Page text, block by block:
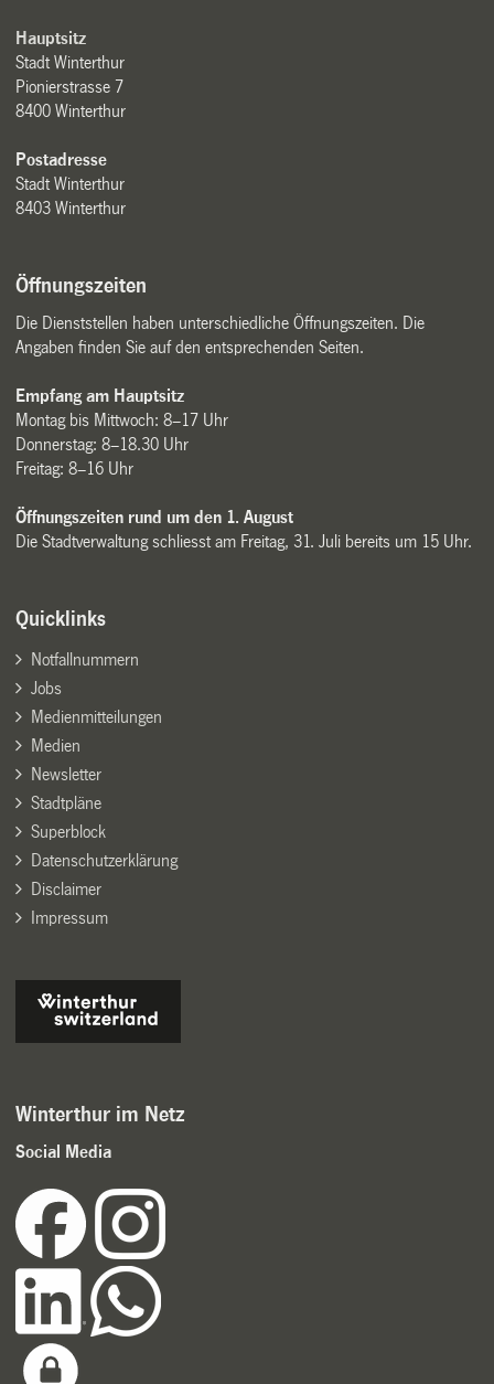
Hauptsitz
Stadt Winterthur
Pionierstrasse 7
8400 Winterthur
Postadresse
Stadt Winterthur
8403 Winterthur
Öffnungszeiten
Die Dienststellen haben unterschiedliche Öffnungszeiten. Die
Angaben finden Sie auf den entsprechenden Seiten.
Empfang am Hauptsitz
Montag bis Mittwoch: 8–17 Uhr
Donnerstag: 8–18.30 Uhr
Freitag: 8–16 Uhr
Öffnungszeiten rund um den 1. August
Die Stadtverwaltung schliesst am Freitag, 31. Juli bereits um 15 Uhr.
Quicklinks
Notfallnummern
Jobs
Medienmitteilungen
Medien
Newsletter
Stadtpläne
Superblock
Datenschutzerklärung
Disclaimer
Impressum
Winterthur im Netz
Social Media